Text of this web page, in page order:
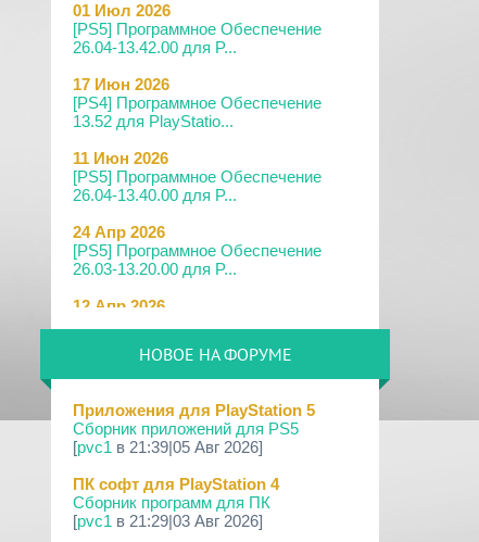
01 Июл 2026
[PS5] Программное Обеспечение
26.04-13.42.00 для P...
17 Июн 2026
[PS4] Программное Обеспечение
13.52 для PlayStatio...
11 Июн 2026
[PS5] Программное Обеспечение
26.04-13.40.00 для P...
24 Апр 2026
[PS5] Программное Обеспечение
26.03-13.20.00 для P...
12 Апр 2026
09 Апр 2026
29 Мар 2026
[PS3] PS3HEN v3.5.0
19 Мар 2026
[PS Portal] Программное
Обеспечение 7.0.0 для PS P...
НОВОЕ НА ФОРУМЕ
Приложения для PlayStation 5
Сборник приложений для PS5
[pvc1 в 21:39|05 Авг 2026]
ПК софт для PlayStation 4
Сборник программ для ПК
[pvc1 в 21:29|03 Авг 2026]